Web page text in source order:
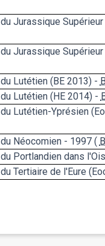
du Jurassique
du Jurassique
du Lutétien (BE 2013) -
du Lutétien (HE 2014) -
du Lutétien-Yprésien
du Néocomien - 1997 (
du Portlandien dans
du Tertiaire de l'Eure